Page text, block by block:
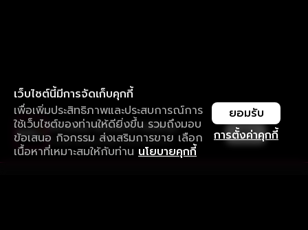
เว็บไซต์นี้มีการจัดเก็บคุกกี้
เพื่อเพิ่มประสิทธิภาพและประสบการณ์การ
ใช้เว็บไซต์ของท่านให้ดียิ่งขึ้น รวมถึงมอบ
ข้อเสนอ กิจกรรม ส่งเสริมการขาย เลือก
เนื้อหาที่เหมาะสมให้กับท่าน นโยบายคุกกี้
การตั้งค่าคุกกี้
ยอมรับ
ใช้งานแอป ลื่นไหลกว่า ไม่มีสะดุด
ดาวน์โหลดแอปเพื่อการรับชมที่ดีกว่า เปิด